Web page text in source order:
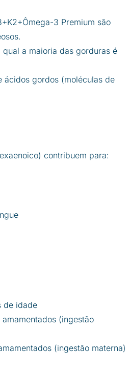
3 Premium são
a maioria das gorduras é
ácidos gordos (moléculas de
contribuem para:
de idade
(ingestão
(ingestão materna)